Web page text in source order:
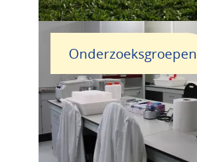
Onderzoeksgroepen